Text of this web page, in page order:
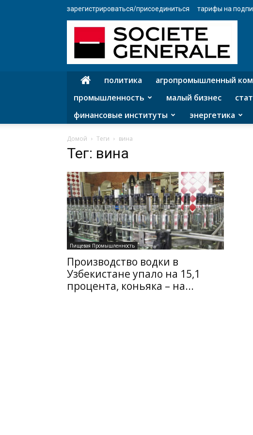
зарегистрироваться/присоединиться тарифы на
политика агропромышленный
промышленность
малый бизнес
финансовые институты
энергетика
Домой Теги вина
Тег: вина
Пищевая Промышленность
Производство водки в
Узбекистане упало на 15,1
процента, коньяка – на...